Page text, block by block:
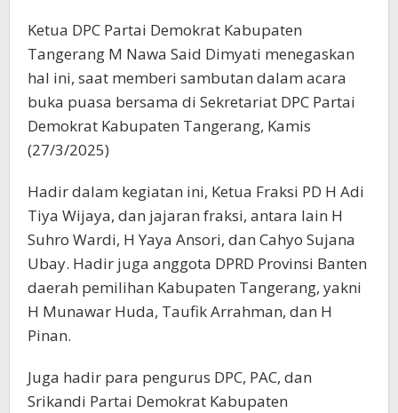
Ketua DPC Partai Demokrat Kabupaten
Tangerang M Nawa Said Dimyati menegaskan
hal ini, saat memberi sambutan dalam acara
buka puasa bersama di Sekretariat DPC Partai
Demokrat Kabupaten Tangerang, Kamis
(27/3/2025)
Hadir dalam kegiatan ini, Ketua Fraksi PD H Adi
Tiya Wijaya, dan jajaran fraksi, antara lain H
Suhro Wardi, H Yaya Ansori, dan Cahyo Sujana
Ubay. Hadir juga anggota DPRD Provinsi Banten
daerah pemilihan Kabupaten Tangerang, yakni
H Munawar Huda, Taufik Arrahman, dan H
Pinan.
Juga hadir para pengurus DPC, PAC, dan
Srikandi Partai Demokrat Kabupaten